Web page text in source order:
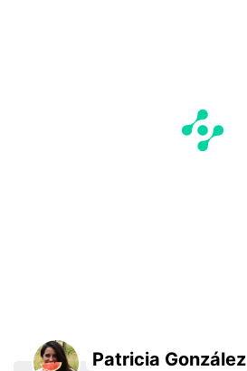
Patricia González